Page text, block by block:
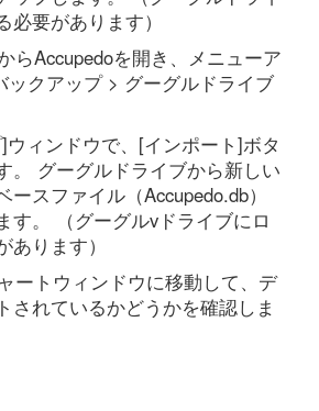
要があります）
らAccupedoを開き、メニューア
クアップ > グーグルドライブ
ィンドウで、[インポート]ボタ
。 グーグルドライブから新しい
ースファイル（Accupedo.db）
す。 （グーグルvドライブにロ
あります）
ートウィンドウに移動して、デ
されているかどうかを確認しま